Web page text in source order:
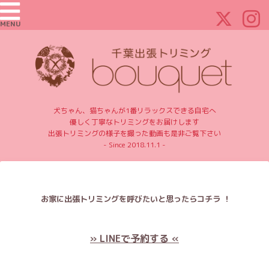
MENU
犬ちゃん、猫ちゃんが1番リラックスできる自宅へ
優しく丁寧なトリミングをお届けします
出張トリミングの様子を撮った動画も是非ご覧下さい
- Since 2018.11.1 -
お家に出張トリミングを呼びたいと思ったらコチラ ！
» LINEで予約する «